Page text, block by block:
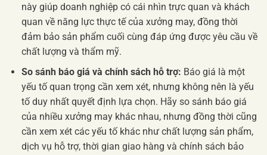
này giúp doanh nghiệp có cái nhìn trực quan và khách
quan về năng lực thực tế của xưởng may, đồng thời
đảm bảo sản phẩm cuối cùng đáp ứng được yêu cầu về
chất lượng và thẩm mỹ.
So sánh báo giá và chính sách hỗ trợ: Báo giá là một
yếu tố quan trọng cần xem xét, nhưng không nên là yếu
tố duy nhất quyết định lựa chọn. Hãy so sánh báo giá
của nhiều xưởng may khác nhau, nhưng đồng thời cũng
cần xem xét các yếu tố khác như chất lượng sản phẩm,
dịch vụ hỗ trợ, thời gian giao hàng và chính sách bảo